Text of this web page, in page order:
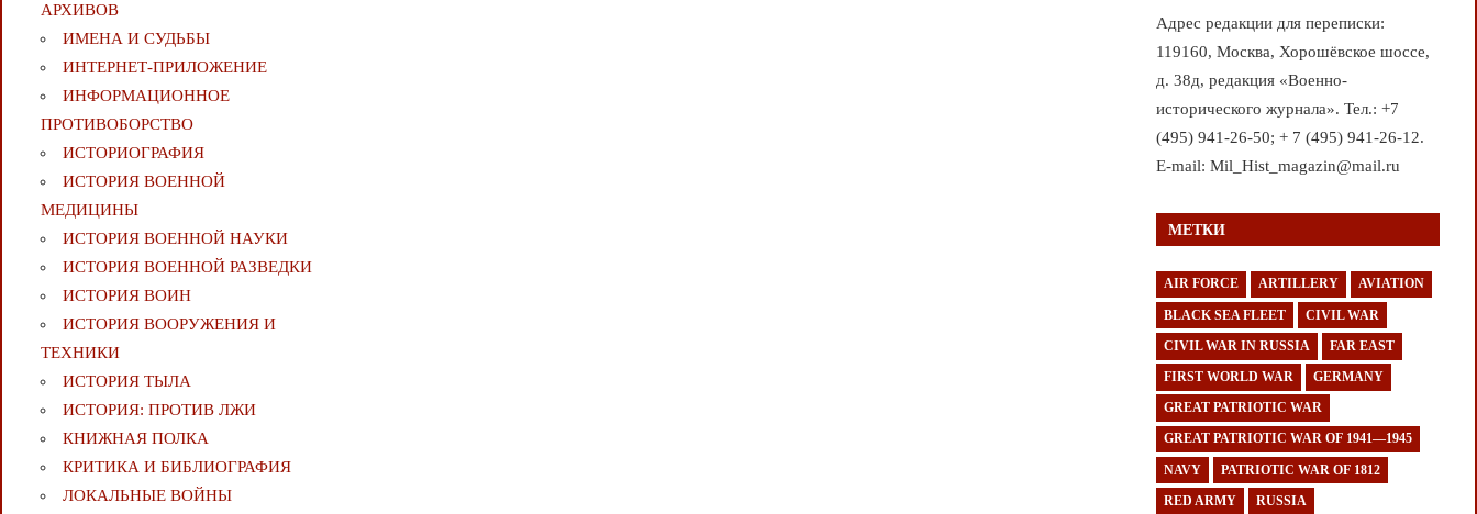
АРХИВОВ
ИМЕНА И СУДЬБЫ
ИНТЕРНЕТ-ПРИЛОЖЕНИЕ
ИНФОРМАЦИОННОЕ
ПРОТИВОБОРСТВО
ИСТОРИОГРАФИЯ
ИСТОРИЯ ВОЕННОЙ
МЕДИЦИНЫ
ИСТОРИЯ ВОЕННОЙ НАУКИ
ИСТОРИЯ ВОЕННОЙ РАЗВЕДКИ
ИСТОРИЯ ВОИН
ИСТОРИЯ ВООРУЖЕНИЯ И
ТЕХНИКИ
ИСТОРИЯ ТЫЛА
ИСТОРИЯ: ПРОТИВ ЛЖИ
КНИЖНАЯ ПОЛКА
КРИТИКА И БИБЛИОГРАФИЯ
ЛОКАЛЬНЫЕ ВОЙНЫ
Адрес редакции для переписки:
119160, Москва, Хорошёвское шоссе,
д. 38д, редакция «Военно-
исторического журнала». Тел.: +7
(495) 941-26-50; + 7 (495) 941-26-12.
E-mail: Mil_Hist_magazin@mail.ru
МЕТКИ
AIR FORCE ARTILLERY AVIATION
BLACK SEA FLEET CIVIL WAR
CIVIL WAR IN RUSSIA FAR EAST
FIRST WORLD WAR GERMANY
GREAT PATRIOTIC WAR
GREAT PATRIOTIC WAR OF 1941—1945
NAVY PATRIOTIC WAR OF 1812
RED ARMY RUSSIA